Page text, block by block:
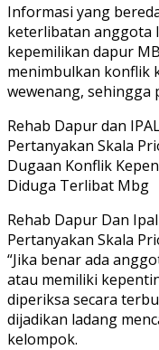
Informasi yang
keterlibatan anggota
kepemilikan dapur
menimbulkan konflik
wewenang, sehingga
Rehab Dapur dan
Pertanyakan Skala
Dugaan Konflik
Diduga Terlibat Mbg
Rehab Dapur Dan
Pertanyakan Skala
“Jika benar ada
atau memiliki
diperiksa secara
dijadikan ladang
kelompok.